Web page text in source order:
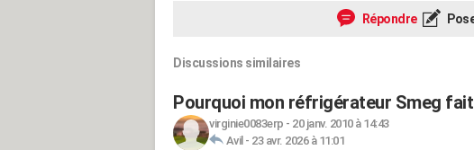
Répondre
Discussions similaires
Pourquoi mon réfrigérateur Smeg
virginie0083erp - 20 janv. 2010 à 14:43
Avil - 23 avr. 2026 à 11:01